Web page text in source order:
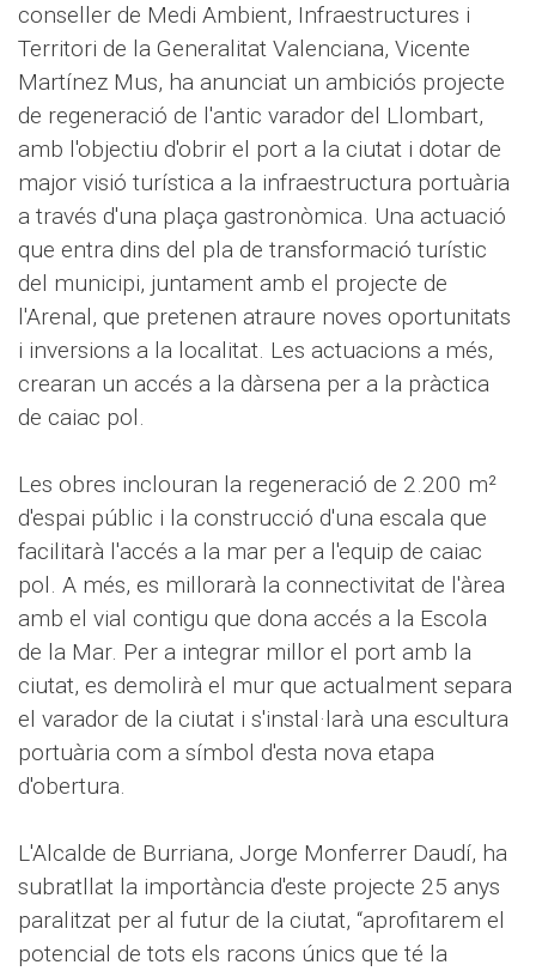
conseller de Medi Ambient, Infraestructures i
Territori de la Generalitat Valenciana, Vicente
Martínez Mus, ha anunciat un ambiciós projecte
de regeneració de l'antic varador del Llombart,
amb l'objectiu d'obrir el port a la ciutat i dotar de
major visió turística a la infraestructura portuària
a través d'una plaça gastronòmica. Una actuació
que entra dins del pla de transformació turístic
del municipi, juntament amb el projecte de
l'Arenal, que pretenen atraure noves oportunitats
i inversions a la localitat. Les actuacions a més,
crearan un accés a la dàrsena per a la pràctica
de caiac pol.
Les obres inclouran la regeneració de 2.200 m²
d'espai públic i la construcció d'una escala que
facilitarà l'accés a la mar per a l'equip de caiac
pol. A més, es millorarà la connectivitat de l'àrea
amb el vial contigu que dona accés a la Escola
de la Mar. Per a integrar millor el port amb la
ciutat, es demolirà el mur que actualment separa
el varador de la ciutat i s'instal·larà una escultura
portuària com a símbol d'esta nova etapa
d'obertura.
L'Alcalde de Burriana, Jorge Monferrer Daudí, ha
subratllat la importància d'este projecte 25 anys
paralitzat per al futur de la ciutat, “aprofitarem el
potencial de tots els racons únics que té la